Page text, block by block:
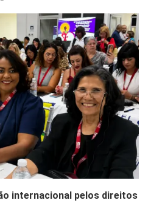
internacional pelos direitos